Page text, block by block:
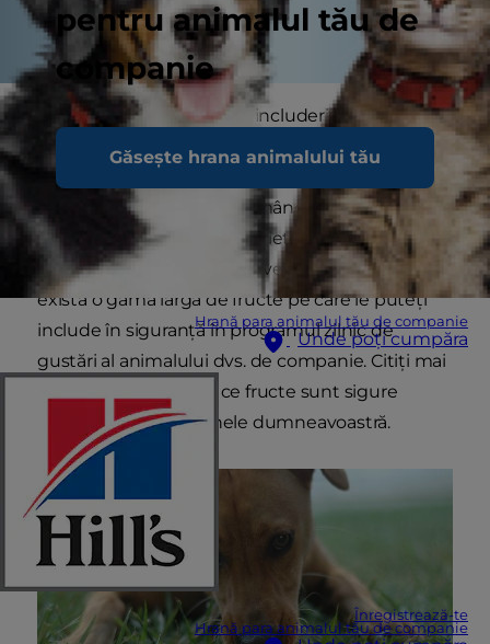
pentru animalul tău de
companie
Găsește hrana animalului tău
Hrană para animalul tău de companie
Unde poți cumpăra
Înregistrează-te
Hrană para animalul tău de companie
Există multe beneficii ale includerii fructelor în
alimentația noastră, dar, ca posesor al unui
animal de companie, vă puteți întreba: animalul
meu de companie poate mânca fructe? Dacă
sunteți tentat să îi oferiți prietenului dvs. blănos
aceste bunătăți gustoase, veți fi fericit să aflați că
există o gamă largă de fructe pe care le puteți
include în siguranță în programul zilnic de
gustări al animalului dvs. de companie. Citiți mai
departe pentru a afla ce fructe sunt sigure
pentru pisica sau câinele dumneavoastră.